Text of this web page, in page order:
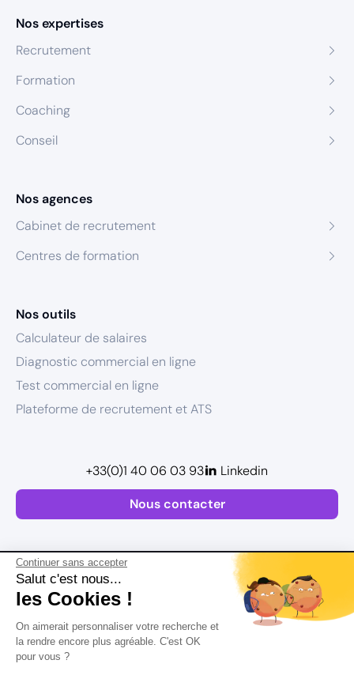
Continuer sans accepter
Salut c'est nous...
les Cookies !
On aimerait personnaliser votre recherche et
la rendre encore plus agréable. C'est OK
pour vous ?
Nos expertises
Recrutement
Formation
Coaching
Conseil
Nos agences
Cabinet de recrutement
Centres de formation
Nos outils
Calculateur de salaires
Diagnostic commercial en ligne
Test commercial en ligne
Plateforme de recrutement et ATS
Nous contacter
+33(0)1 40 06 03 93 Linkedin
Plan de site
Mentions légales